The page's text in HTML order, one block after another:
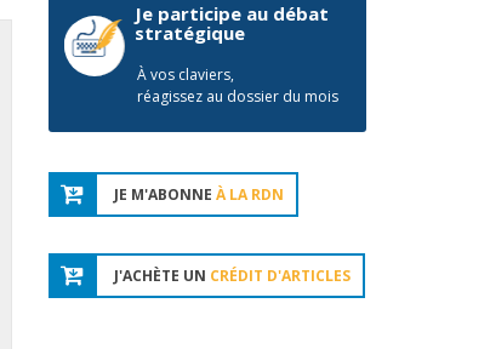
Je participe au débat
stratégique
À vos claviers,
réagissez au dossier du mois
JE M'ABONNE À LA RDN
J'ACHÈTE UN CRÉDIT D'ARTICLES